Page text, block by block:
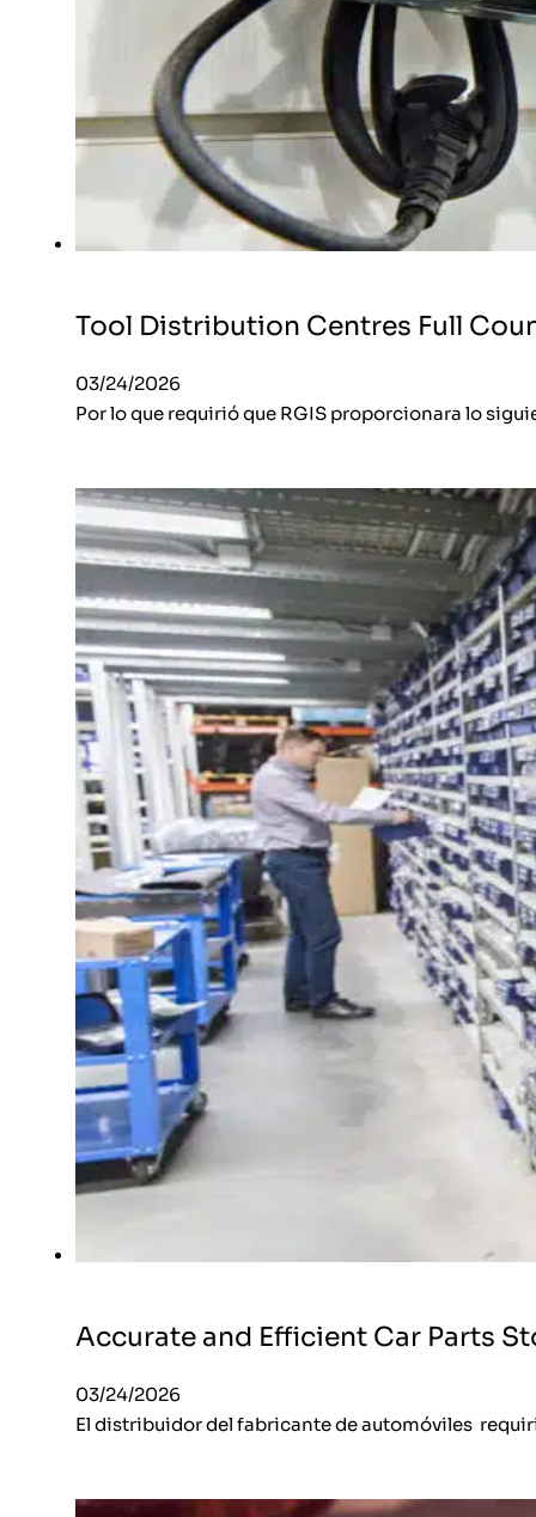
Tool Distribution Centres Full
03/24/2026
Por lo que requirió que RGIS proporcionara lo
Accurate and Efficient Car Parts
03/24/2026
El distribuidor del fabricante de automóviles